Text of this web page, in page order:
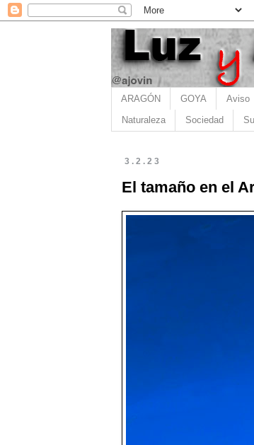
ARAGÓN GOYA Aviso
Naturaleza Sociedad
3.2.23
El tamaño en el